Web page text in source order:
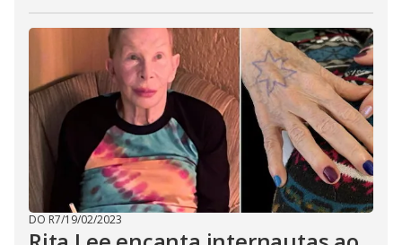
DO R7/19/02/2023